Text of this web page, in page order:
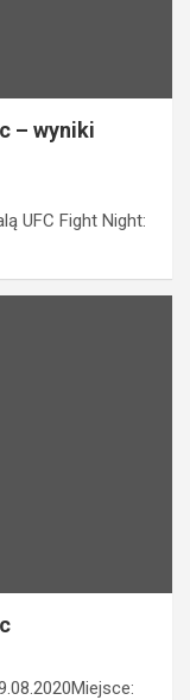
– wyniki
UFC Fight Night: